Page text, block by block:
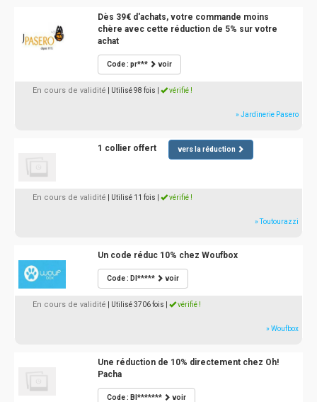
Dès 39€ d'achats, votre commande moins
chère avec cette réduction de 5% sur votre
achat
Code : pr*** voir
En cours de validité | Utilisé 98 fois vérifié !
» Jardinerie Pasero
1 collier offert vers la réduction
En cours de validité | Utilisé 11 fois vérifié !
» Toutourazzi
Un code réduc 10% chez Woufbox
Code : DI***** voir
En cours de validité | Utilisé 3706 fois vérifié !
» Woufbox
Une réduction de 10% directement chez Oh!
Pacha
Code : BI******* voir